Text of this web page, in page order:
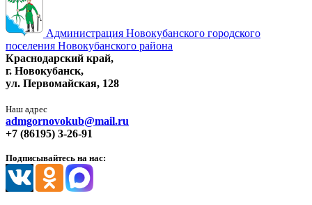
Администрация Новокубанского городского
поселения Новокубанского района
Краснодарский край,
г. Новокубанск,
ул. Первомайская, 128
Наш адрес
admgornovokub@mail.ru
+7 (86195) 3-26-91
Подписывайтесь на нас: